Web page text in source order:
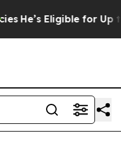
He’s Eligible for Up to